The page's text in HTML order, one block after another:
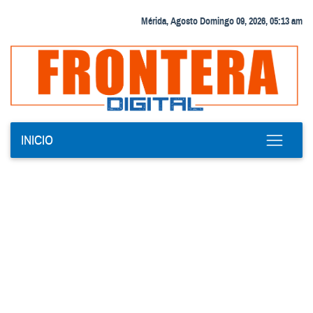
Mérida, Agosto Domingo 09, 2026, 05:13 am
INICIO